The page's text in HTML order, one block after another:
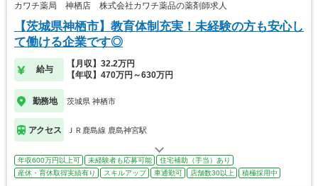
カワチ薬局 神栖店 株式会社カワチ薬品の薬剤師求人
【茨城県神栖市】教育体制充実！未経験の方も安心し
て働ける企業です◎
給与
【月収】32.2万円
【年収】470万円～630万円
勤務地 茨城県 神栖市
アクセス ＪＲ鹿島線 鹿島神宮駅
年収600万円以上可 未経験者も応募可能
住宅補助（手当）あり
産休・育休取得実績有り
スキルアップ 車通勤可 店舗数30以上 積極採用中